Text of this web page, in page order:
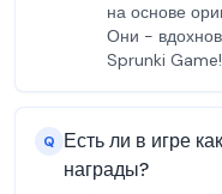
на основе
Они -
Sprunki Game!
Q Есть ли в игре
награды?